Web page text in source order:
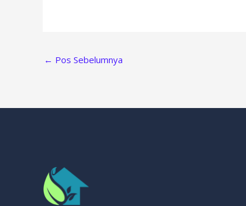
← Pos Sebelumnya